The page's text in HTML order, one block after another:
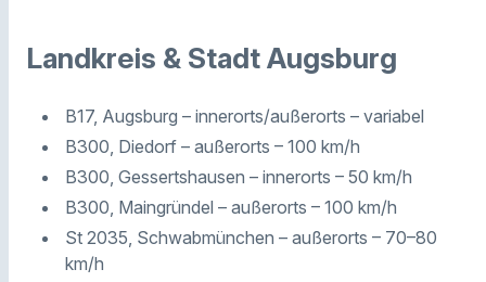
Landkreis & Stadt Augsburg
B17, Augsburg – innerorts/außerorts – variabel
B300, Diedorf – außerorts – 100 km/h
B300, Gessertshausen – innerorts – 50 km/h
B300, Maingründel – außerorts – 100 km/h
St 2035, Schwabmünchen – außerorts – 70–80
km/h